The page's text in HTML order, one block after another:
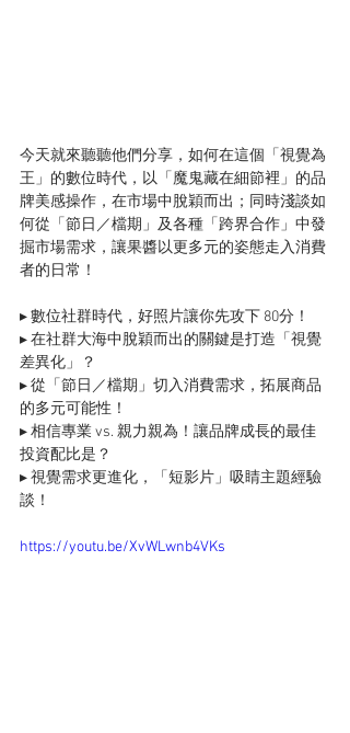
今天就來聽聽他們分享，如何在這個「視覺為
王」的數位時代，以「魔鬼藏在細節裡」的品
牌美感操作，在市場中脫穎而出；同時淺談如
何從「節日／檔期」及各種「跨界合作」中發
掘市場需求，讓果醬以更多元的姿態走入消費
者的日常！
▸ 數位社群時代，好照片讓你先攻下 80分！
▸ 在社群大海中脫穎而出的關鍵是打造「視覺
差異化」？
▸ 從「節日／檔期」切入消費需求，拓展商品
的多元可能性！
▸ 相信專業 vs. 親力親為！讓品牌成長的最佳
投資配比是？
▸ 視覺需求更進化，「短影片」吸睛主題經驗
談！
https://youtu.be/XvWLwnb4VKs